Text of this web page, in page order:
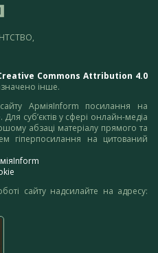
Commons Attribution 4.0
інше.
АрміяInform посилання на
Для суб’єктів у сфері онлайн-медіа
абзаці матеріалу прямого та
гіперпосилання на цитований
сайту надсилайте на адресу: